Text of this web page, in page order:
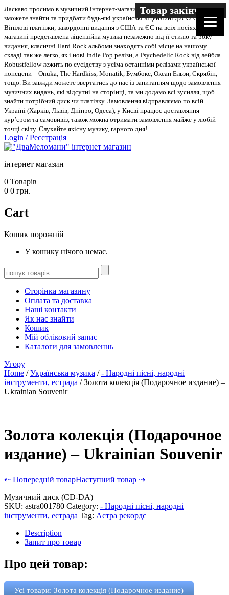
Ласкаво просимо в музичний інтернет-магазин “Два меломани”. У нас Ви
зможете знайти та придбати будь-які українські ліцензійні диски CD, DVD,
Вінілові платівки; закордонні видання з США та ЄС на всіх носіях. В
магазині представлена ліцензійна музика незалежно від її стилю та року
видання, класичні Hard Rock альбоми знаходять собі місце на нашому
складі так же легко, як і нові Indie Pop релізи, а Psychedelic Rock від лейбла
Robustfellow лежить по сусідству з усіма останніми релізами української
попсцени – Onuka, The Hardkiss, Monatik, Бумбокс, Океан Ельзи, Скрябін,
тощо. Ви завжди можете звертатись до нас із запитанням щодо замовлення
музичних видань, які відсутні на сторінці, та ми додамо всі зусилля, щоб
знайти потрібний диск чи платівку. Замовлення відправляємо по всій
Україні (Харків, Львів, Дніпро, Одеса), у Києві працює доставляння
кур’єром та самовивіз, також можна отримати замовлення майже у любій
точці світу. Слухайте якісну музику, гарного дня!
Login /Реєстрація
інтернет магазин
0 Товарів
0 0 грн.
Cart
Кошик порожній
У кошику нічого немає.
Сторінка магазину
Оплата та доставка
Наші контакти
Як нас знайти
Кошик
Мій обліковий запис
Каталоги для замовленнь
Угору
Home /Українська музика /- Народні пісні, народні
інструменти, естрада / Золота колекція (Подарочное издание) –
Ukrainian Souvenir
Товар закінчився
Золота колекція (Подарочное
издание) – Ukrainian Souvenir
⇠ Попередній товарНаступний товар ⇢
Музичний диск (CD-DA)
SKU: astra001780 Category: - Народні пісні, народні
інструменти, естрада Tag: Астра рекордс
Description
Запит про товар
Про цей товар:
Усі товари: Золота колекція (Подарочное издание)